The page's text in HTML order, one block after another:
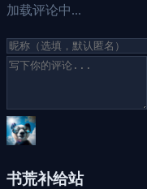
加载评论中...
书荒补给站